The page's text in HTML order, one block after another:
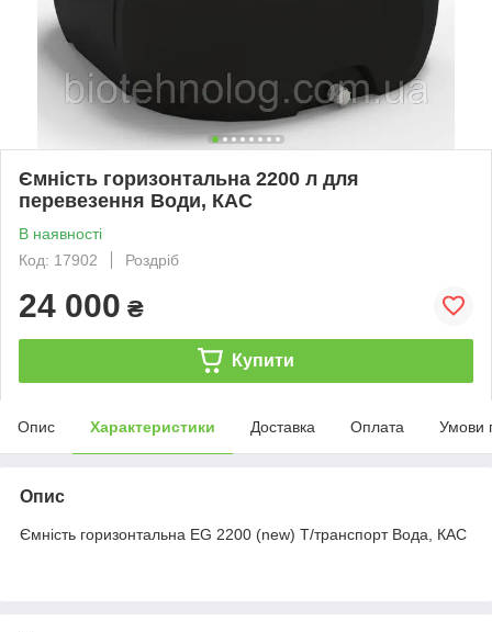
Ємність горизонтальна 2200 л для
перевезення Води, КАС
В наявності
Код: 17902
Роздріб
24 000 ₴
Купити
Опис Характеристики Доставка Оплата Умови
Опис
Ємність горизонтальна EG 2200 (new) Т/транспорт Вода, КАС